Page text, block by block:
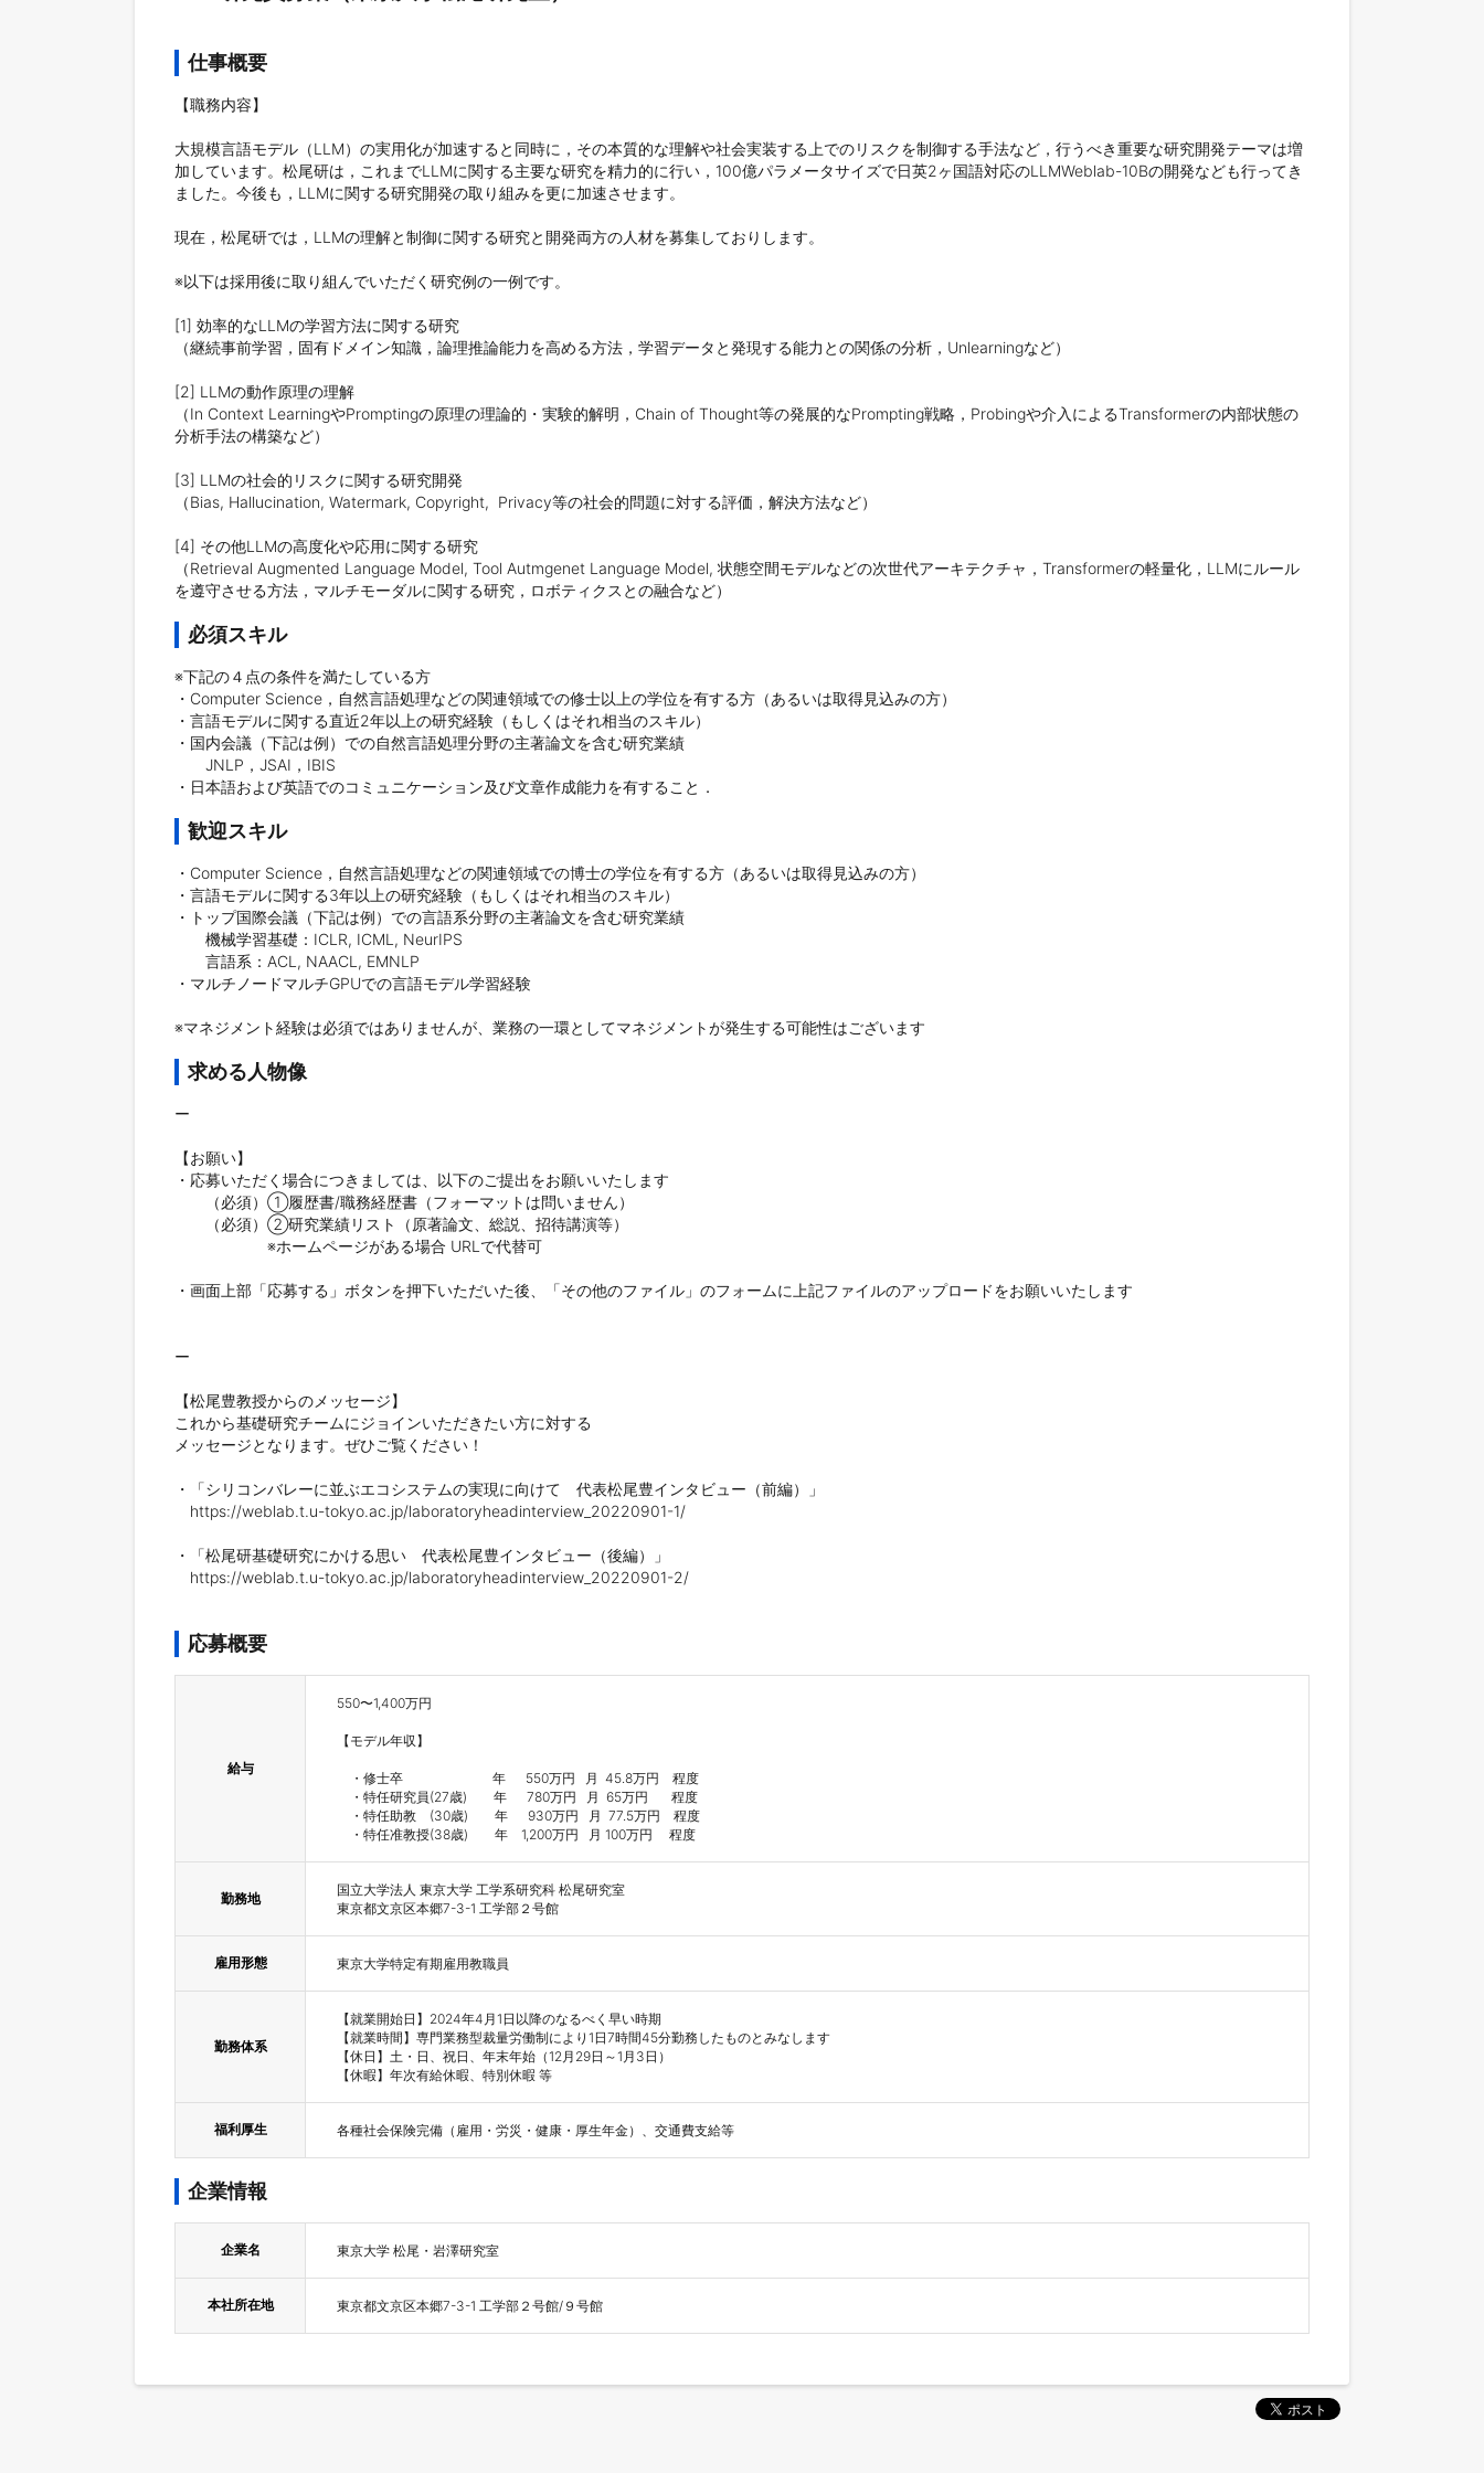
仕事概要
【職務内容】
大規模言語モデル（LLM）の実用化が加速すると同時に，その本質的な理解や社会実装する上でのリスクを制御する手法など，行うべき重要な研究開発テーマは増
加しています。松尾研は，これまでLLMに関する主要な研究を精力的に行い，100億パラメータサイズで日英2ヶ国語対応のLLMWeblab-10Bの開発なども行ってき
ました。今後も，LLMに関する研究開発の取り組みを更に加速させます。
現在，松尾研では，LLMの理解と制御に関する研究と開発両方の人材を募集しておりします。
※以下は採用後に取り組んでいただく研究例の一例です。
[1] 効率的なLLMの学習方法に関する研究
（継続事前学習，固有ドメイン知識，論理推論能力を高める方法，学習データと発現する能力との関係の分析，Unlearningなど）
[2] LLMの動作原理の理解
（In Context LearningやPromptingの原理の理論的・実験的解明，Chain of Thought等の発展的なPrompting戦略，Probingや介入によるTransformerの内部状態の
分析手法の構築など）
[3] LLMの社会的リスクに関する研究開発
（Bias, Hallucination, Watermark, Copyright,  Privacy等の社会的問題に対する評価，解決方法など）
[4] その他LLMの高度化や応用に関する研究
（Retrieval Augmented Language Model, Tool Autmgenet Language Model, 状態空間モデルなどの次世代アーキテクチャ，Transformerの軽量化，LLMにルール
を遵守させる方法，マルチモーダルに関する研究，ロボティクスとの融合など）
必須スキル
※下記の４点の条件を満たしている方
・Computer Science，自然言語処理などの関連領域での修士以上の学位を有する方（あるいは取得見込みの方）
・言語モデルに関する直近2年以上の研究経験（もしくはそれ相当のスキル）
・国内会議（下記は例）での自然言語処理分野の主著論文を含む研究業績
JNLP，JSAI，IBIS
・日本語および英語でのコミュニケーション及び文章作成能力を有すること．
歓迎スキル
・Computer Science，自然言語処理などの関連領域での博士の学位を有する方（あるいは取得見込みの方）
・言語モデルに関する3年以上の研究経験（もしくはそれ相当のスキル）
・トップ国際会議（下記は例）での言語系分野の主著論文を含む研究業績
機械学習基礎：ICLR, ICML, NeurIPS
言語系：ACL, NAACL, EMNLP
・マルチノードマルチGPUでの言語モデル学習経験
※マネジメント経験は必須ではありませんが、業務の一環としてマネジメントが発生する可能性はございます
求める人物像
ー
【お願い】
・応募いただく場合につきましては、以下のご提出をお願いいたします
（必須）①履歴書/職務経歴書（フォーマットは問いません）
（必須）②研究業績リスト（原著論文、総説、招待講演等）
※ホームページがある場合 URLで代替可
・画面上部「応募する」ボタンを押下いただいた後、「その他のファイル」のフォームに上記ファイルのアップロードをお願いいたします
ー
【松尾豊教授からのメッセージ】
これから基礎研究チームにジョインいただきたい方に対する
メッセージとなります。ぜひご覧ください！
・「シリコンバレーに並ぶエコシステムの実現に向けて　代表松尾豊インタビュー（前編）」
https://weblab.t.u-tokyo.ac.jp/laboratoryheadinterview_20220901-1/
・「松尾研基礎研究にかける思い　代表松尾豊インタビュー（後編）」
https://weblab.t.u-tokyo.ac.jp/laboratoryheadinterview_20220901-2/
応募概要
給与
550〜1,400万円
【モデル年収】
・修士卒　　　　　　   年　  550万円   月  45.8万円　程度
・特任研究員(27歳)　　年  　780万円   月  65万円　   程度
・特任助教　(30歳)   　 年  　930万円   月  77.5万円　程度
・特任准教授(38歳)　　年　1,200万円   月 100万円　 程度
勤務地
国立大学法人 東京大学 工学系研究科 松尾研究室
東京都文京区本郷7-3-1 工学部２号館
雇用形態 東京大学特定有期雇用教職員
勤務体系
【就業開始日】2024年4月1日以降のなるべく早い時期
【就業時間】専門業務型裁量労働制により1日7時間45分勤務したものとみなします
【休日】土・日、祝日、年末年始（12月29日～1月3日）
福利厚生 各種社会保険完備（雇用・労災・健康・厚生年金）、交通費支給等
企業情報
企業名 東京大学 松尾・岩澤研究室
本社所在地 東京都文京区本郷7-3-1 工学部２号館/９号館